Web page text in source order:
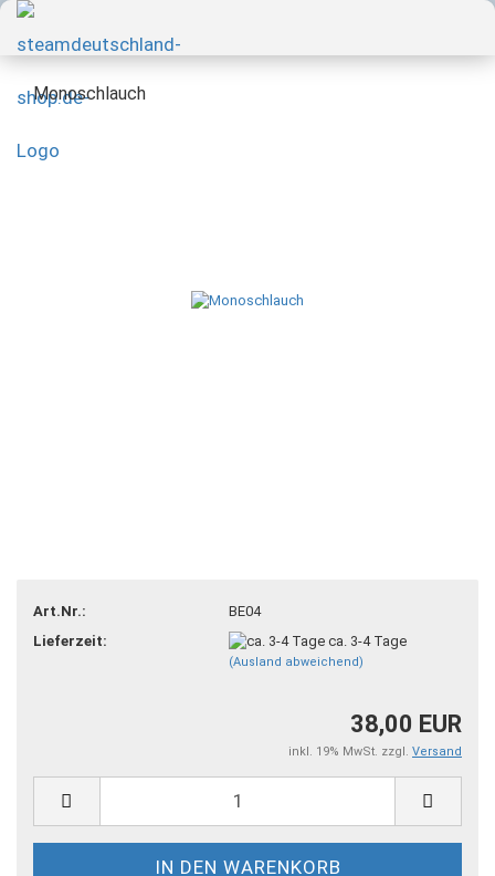
Monoschlauch
Art.Nr.:
BE04
Lieferzeit:
ca. 3-4 Tage
(Ausland abweichend)
38,00 EUR
inkl. 19% MwSt. zzgl. Versand